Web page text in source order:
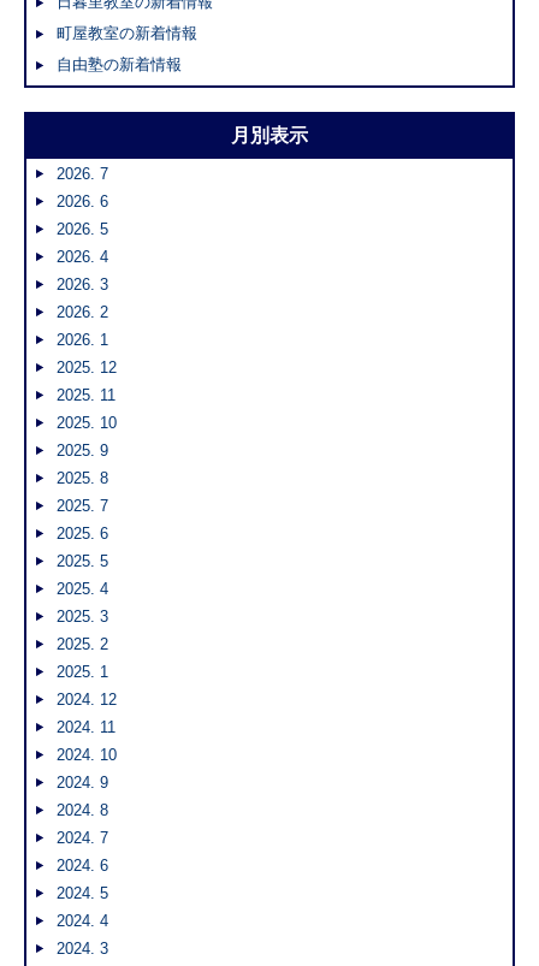
町屋教室の新着情報
自由塾の新着情報
月別表示
2026. 7
2026. 6
2026. 5
2026. 4
2026. 3
2026. 2
2026. 1
2025. 12
2025. 11
2025. 10
2025. 9
2025. 8
2025. 7
2025. 6
2025. 5
2025. 4
2025. 3
2025. 2
2025. 1
2024. 12
2024. 11
2024. 10
2024. 9
2024. 8
2024. 7
2024. 6
2024. 5
2024. 4
2024. 3